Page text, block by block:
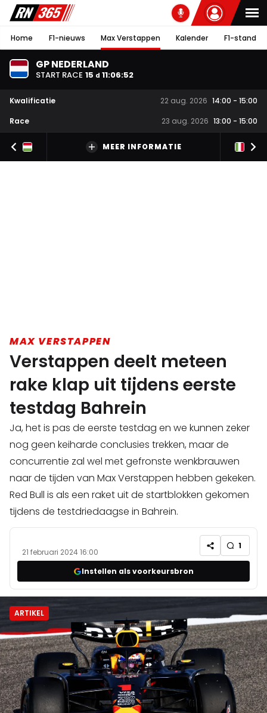
Home F1-nieuws Max Verstappen Kalender F1-stand
GP NEDERLAND
START RACE 15 d 11:06:51
Kwalificatie 22 aug. 2026 14:00 - 15:00
Race
23 aug. 2026 13:00 - 15:00
MEER INFORMATIE
MAX VERSTAPPEN
Verstappen deelt meteen
rake klap uit tijdens eerste
testdag Bahrein
Ja, het is pas de eerste testdag en we kunnen zeker
nog geen keiharde conclusies trekken, maar de
concurrentie zal wel met gefronste wenkbrauwen
naar de tijden van Max Verstappen hebben gekeken.
Red Bull is als een raket uit de startblokken gekomen
tijdens de testdriedaagse in Bahrein.
21 februari 2024 16:00
1
Instellen als voorkeursbron
ARTIKEL